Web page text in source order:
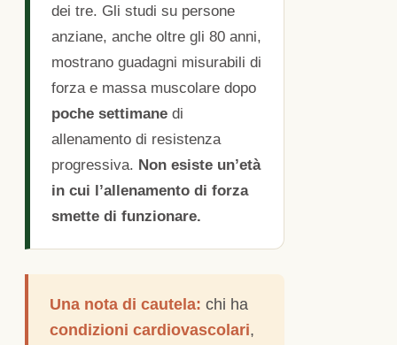
dei tre. Gli studi su persone
anziane, anche oltre gli 80 anni,
mostrano guadagni misurabili di
forza e massa muscolare dopo
poche settimane di
allenamento di resistenza
progressiva. Non esiste un’età
in cui l’allenamento di forza
smette di funzionare.
Una nota di cautela: chi ha
condizioni cardiovascolari,